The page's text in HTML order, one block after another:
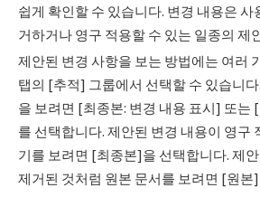
쉽게 확인할 수 있습니다. 변경 내용은 사
거하거나 영구 적용할 수 있는 일종의 제
제안된 변경 사항을 보는 방법에는 여러
탭의 [추적] 그룹에서 선택할 수 있습니
을 보려면 [최종본: 변경 내용 표시] 또는
를 선택합니다. 제안된 변경 내용이 영구
기를 보려면 [최종본]을 선택합니다. 제
제거된 것처럼 원본 문서를 보려면 [원본